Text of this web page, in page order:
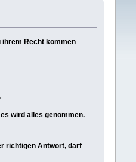
ihrem Recht kommen
es wird alles genommen.
richtigen Antwort, darf